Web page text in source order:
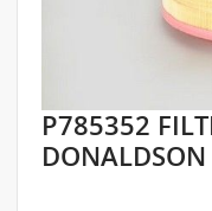
Skip
to
the
P785352
DONALDSON